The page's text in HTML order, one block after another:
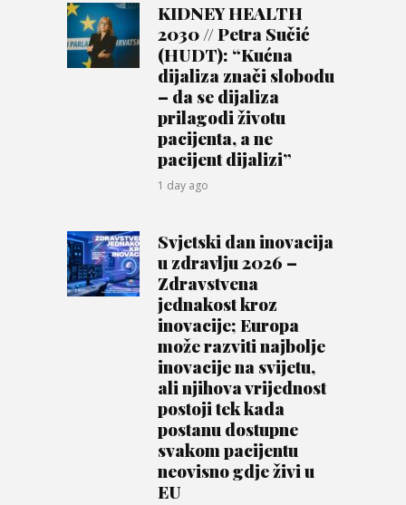
KIDNEY HEALTH
2030 // Petra Sučić
(HUDT): “Kućna
dijaliza znači slobodu
– da se dijaliza
prilagodi životu
pacijenta, a ne
pacijent dijalizi”
1 day ago
Svjetski dan inovacija
u zdravlju 2026 –
Zdravstvena
jednakost kroz
inovacije; Europa
može razviti najbolje
inovacije na svijetu,
ali njihova vrijednost
postoji tek kada
postanu dostupne
svakom pacijentu
neovisno gdje živi u
EU